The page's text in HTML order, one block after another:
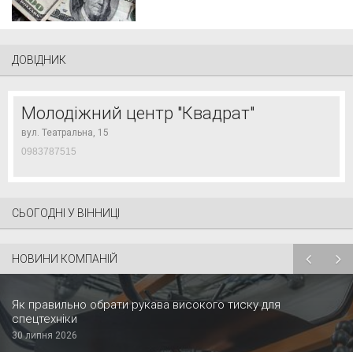
ДОВІДНИК
Молодіжний центр "Квадрат"
вул. Театральна, 15
0983787515
СЬОГОДНІ У ВІННИЦІ
НОВИНИ КОМПАНІЙ
Як правильно обрати рукава високого тиску для
спецтехніки
30 липня 2026